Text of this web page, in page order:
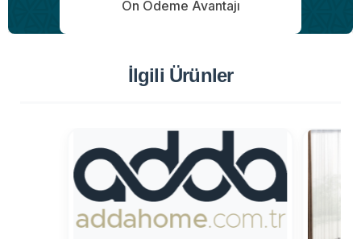
Ön Ödeme Avantajı
İlgili Ürünler